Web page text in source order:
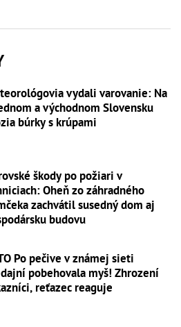
vydali varovanie: Na
a východnom Slovensku
búrky s krúpami
škody po požiari v
Oheň zo záhradného
zachvátil susedný dom aj
budovu
Po pečive v známej sieti
pobehovala myš! Zhrození
reťazec reaguje